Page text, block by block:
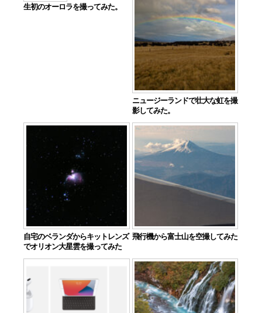
生初のオーロラを撮ってみた。
ニュージーランドで壮大な虹を撮
影してみた。
自宅のベランダからキットレンズ
でオリオン大星雲を撮ってみた
飛行機から富士山を空撮してみた